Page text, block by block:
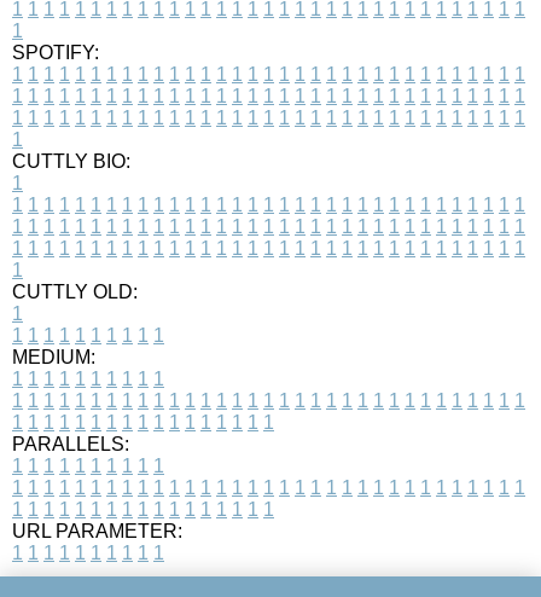
1 1 1 1 1 1 1 1 1 1 1 1 1 1 1 1 1 1 1 1 1 1 1 1 1 1 1 1 1 1 1 1 1
1
SPOTIFY:
1 1 1 1 1 1 1 1 1 1 1 1 1 1 1 1 1 1 1 1 1 1 1 1 1 1 1 1 1 1 1 1 1
1 1 1 1 1 1 1 1 1 1 1 1 1 1 1 1 1 1 1 1 1 1 1 1 1 1 1 1 1 1 1 1 1
1 1 1 1 1 1 1 1 1 1 1 1 1 1 1 1 1 1 1 1 1 1 1 1 1 1 1 1 1 1 1 1 1
1
CUTTLY BIO:
1
1 1 1 1 1 1 1 1 1 1 1 1 1 1 1 1 1 1 1 1 1 1 1 1 1 1 1 1 1 1 1 1 1
1 1 1 1 1 1 1 1 1 1 1 1 1 1 1 1 1 1 1 1 1 1 1 1 1 1 1 1 1 1 1 1 1
1 1 1 1 1 1 1 1 1 1 1 1 1 1 1 1 1 1 1 1 1 1 1 1 1 1 1 1 1 1 1 1 1
1
CUTTLY OLD:
1
1 1 1 1 1 1 1 1 1 1
MEDIUM:
1 1 1 1 1 1 1 1 1 1
1 1 1 1 1 1 1 1 1 1 1 1 1 1 1 1 1 1 1 1 1 1 1 1 1 1 1 1 1 1 1 1 1
1 1 1 1 1 1 1 1 1 1 1 1 1 1 1 1 1
PARALLELS:
1 1 1 1 1 1 1 1 1 1
1 1 1 1 1 1 1 1 1 1 1 1 1 1 1 1 1 1 1 1 1 1 1 1 1 1 1 1 1 1 1 1 1
1 1 1 1 1 1 1 1 1 1 1 1 1 1 1 1 1
URL PARAMETER:
1 1 1 1 1 1 1 1 1 1